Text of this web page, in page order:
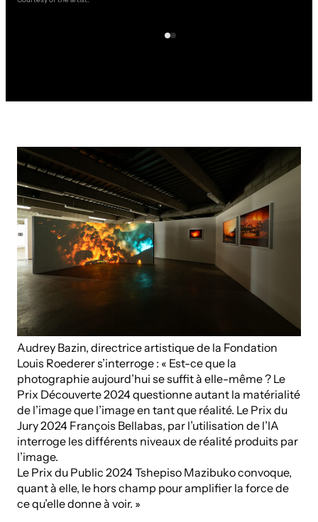
Audrey Bazin, directrice artistique de la Fondation
Louis Roederer s’interroge : « Est-ce que la
photographie aujourd’hui se suffit à elle-même ? Le
Prix Découverte 2024 questionne autant la matérialité
de l’image que l’image en tant que réalité. Le Prix du
Jury 2024 François Bellabas, par l’utilisation de l’IA
interroge les différents niveaux de réalité produits par
l’image.
Le Prix du Public 2024 Tshepiso Mazibuko convoque,
quant à elle, le hors champ pour amplifier la force de
ce qu’elle donne à voir. »